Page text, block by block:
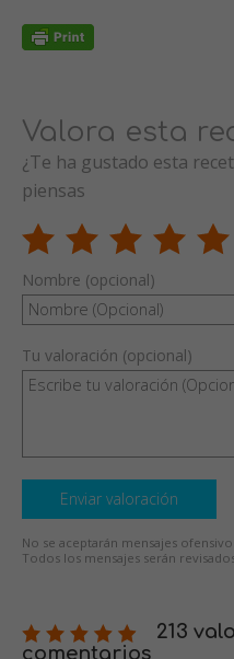
Valora esta
¿Te ha gustado esta
piensas
Nombre (opcional)
Tu valoración (opcional)
Enviar valoración
No se aceptarán mensajes
Todos los mensajes serán
213
comentarios